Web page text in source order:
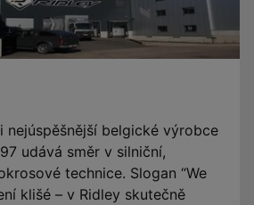
nejúspěšnější belgické výrobce
udává směr v silniční,
technice. Slogan “We
klišé – v Ridley skutečně